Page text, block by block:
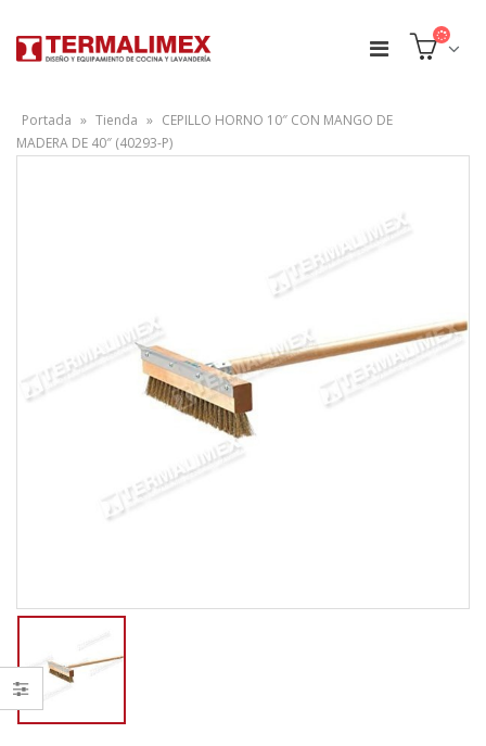
Portada » Tienda » CEPILLO HORNO 10″ CON MANGO DE
MADERA DE 40″ (40293-P)